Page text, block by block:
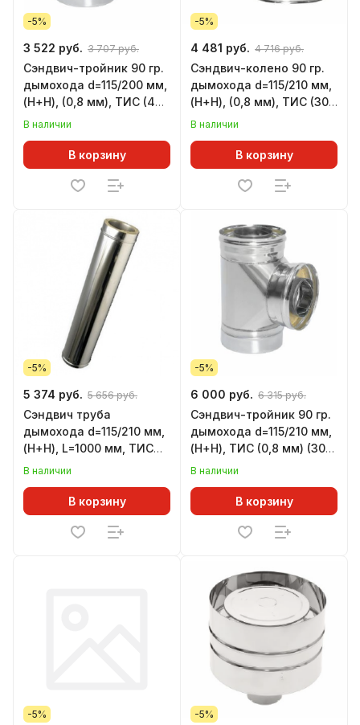
-5%
3 522 руб. 3 707 руб.
Сэндвич-тройник 90 гр.
дымохода d=115/200 мм,
(Н+Н), (0,8 мм), ТИС (430
СТАНДАРТ)
В наличии
В корзину
-5%
4 481 руб. 4 716 руб.
Сэндвич-колено 90 гр.
дымохода d=115/210 мм,
(Н+Н), (0,8 мм), ТИС (304
ПРЕМИУМ)
В наличии
В корзину
-5%
5 374 руб. 5 656 руб.
Сэндвич труба
дымохода d=115/210 мм,
(Н+Н), L=1000 мм, ТИС
(0,8 мм) (304 ПРЕМИУМ)
В наличии
В корзину
-5%
6 000 руб. 6 315 руб.
Сэндвич-тройник 90 гр.
дымохода d=115/210 мм,
(Н+Н), ТИС (0,8 мм) (304
ПРЕМИУМ)
В наличии
В корзину
-5% -5%